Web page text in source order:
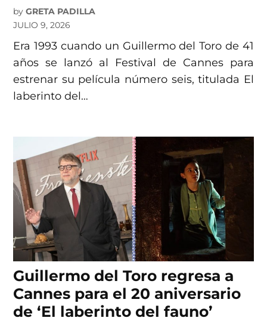
by GRETA PADILLA
JULIO 9, 2026
Era 1993 cuando un Guillermo del Toro de 41
años se lanzó al Festival de Cannes para
estrenar su película número seis, titulada El
laberinto del…
Guillermo del Toro regresa a
Cannes para el 20 aniversario
de ‘El laberinto del fauno’